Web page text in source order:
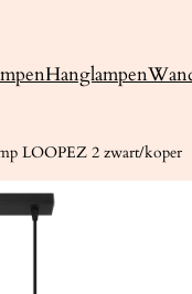
Hanglampen
LOOPEZ 2 zwart/koper